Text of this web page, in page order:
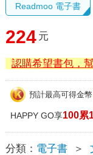
Readmoo 電子書
224 元
認購希望書包，
預計最高可得金幣
HAPPY GO享100累
分類： 電子書 ＞